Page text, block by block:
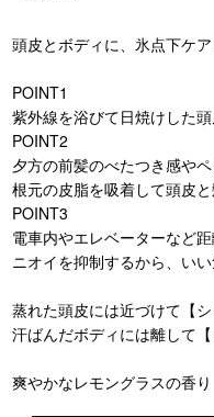
頭皮とボディに、氷点下ケア
POINT1
紫外線を浴びて日焼けした
POINT2
夕方の前髪のべたつき感や
根元の皮脂を吸着して頭皮と
POINT3
電車内やエレベーターなど
ニオイを抑制するから、いい
蒸れた頭皮には近づけて【
汗ばんだボディには離して【
爽やかなレモングラスの香り